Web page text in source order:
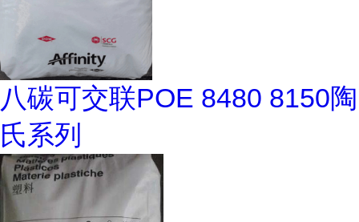
八碳可交联POE 8480 8150陶
氏系列